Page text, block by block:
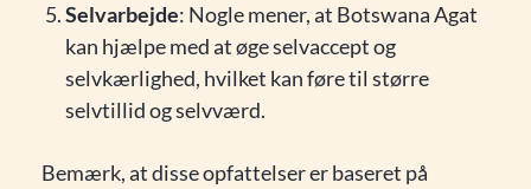
Selvarbejde: Nogle mener, at Botswana Agat
kan hjælpe med at øge selvaccept og
selvkærlighed, hvilket kan føre til større
selvtillid og selvværd.
Bemærk, at disse opfattelser er baseret på